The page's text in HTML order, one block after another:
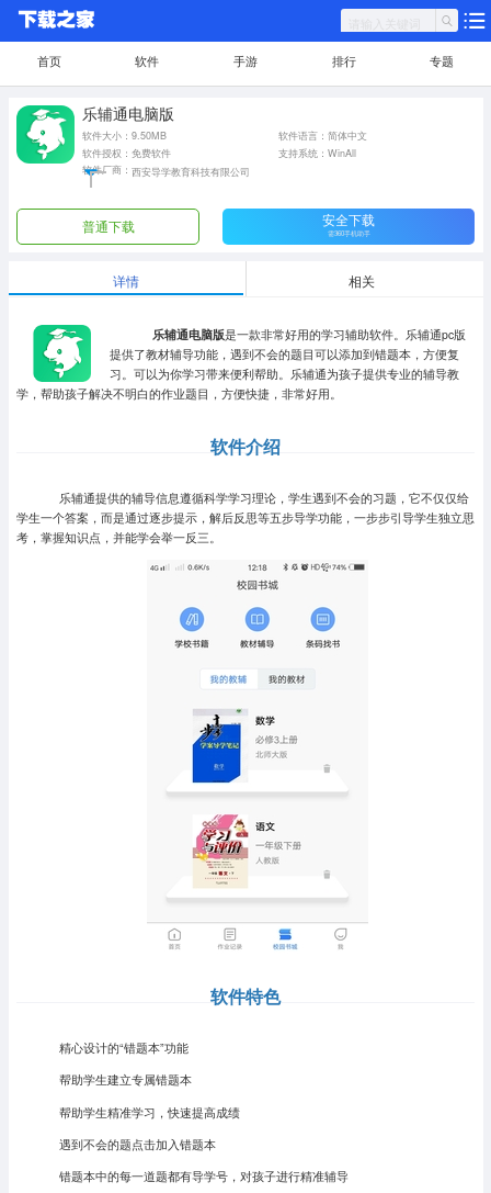
首页 软件 手游 排行 专题
乐辅通电脑版
软件大小：9.50MB
软件语言：简体中文
软件授权：免费软件
支持系统：WinAll
软件厂商： 西安导学教育科技有限公司
普通下载 安全下载
需360手机助手
详情 相关
乐辅通电脑版是一款非常好用的学习辅助软件。乐辅通pc版
提供了教材辅导功能，遇到不会的题目可以添加到错题本，方便复
习。可以为你学习带来便利帮助。乐辅通为孩子提供专业的辅导教
学，帮助孩子解决不明白的作业题目，方便快捷，非常好用。
软件介绍
乐辅通提供的辅导信息遵循科学学习理论，学生遇到不会的习题，它不仅仅给
学生一个答案，而是通过逐步提示，解后反思等五步导学功能，一步步引导学生独立思
考，掌握知识点，并能学会举一反三。
软件特色
精心设计的“错题本”功能
帮助学生建立专属错题本
帮助学生精准学习，快速提高成绩
遇到不会的题点击加入错题本
错题本中的每一道题都有导学号，对孩子进行精准辅导